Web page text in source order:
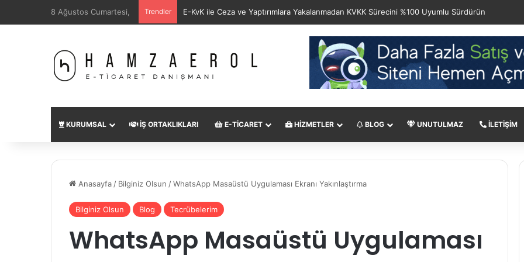
8 Ağustos Cumartesi, Trendler SEO Uzmanı Nedir?
KURUMSAL İŞ ORTAKLIKLARI E-TICARET HIZMETLER BLOG UNUTULMAZ İLETIŞIM
Anasayfa / Bilginiz Olsun /WhatsApp Masaüstü Uygulaması Ekranı Yakınlaştırma
Bilginiz Olsun Blog Tecrübelerim
WhatsApp Masaüstü Uygulaması